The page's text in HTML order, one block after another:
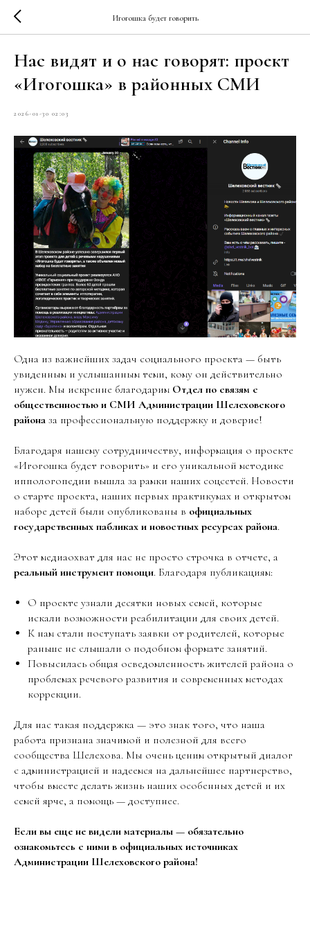
Игогошка будет говорить
Нас видят и о нас говорят: проект
«Игогошка» в районных СМИ
2026-01-30 02:03
Одна из важнейших задач социального проекта — быть
увиденным и услышанным теми, кому он действительно
нужен. Мы искренне благодарим Отдел по связям с
общественностью и СМИ Администрации Шелеховского
района за профессиональную поддержку и доверие!
Благодаря нашему сотрудничеству, информация о проекте
«Игогошка будет говорить» и его уникальной методике
иппологопедии вышла за рамки наших соцсетей. Новости
о старте проекта, наших первых практикумах и открытом
наборе детей были опубликованы в официальных
государственных пабликах и новостных ресурсах района.
Этот медиаохват для нас не просто строчка в отчете, а
реальный инструмент помощи. Благодаря публикациям:
О проекте узнали десятки новых семей, которые
искали возможности реабилитации для своих детей.
К нам стали поступать заявки от родителей, которые
раньше не слышали о подобном формате занятий.
Повысилась общая осведомленность жителей района о
проблемах речевого развития и современных методах
коррекции.
Для нас такая поддержка — это знак того, что наша
работа признана значимой и полезной для всего
сообщества Шелехова. Мы очень ценим открытый диалог
с администрацией и надеемся на дальнейшее партнерство,
чтобы вместе делать жизнь наших особенных детей и их
семей ярче, а помощь — доступнее.
Если вы еще не видели материалы — обязательно
ознакомьтесь с ними в официальных источниках
Администрации Шелеховского района!